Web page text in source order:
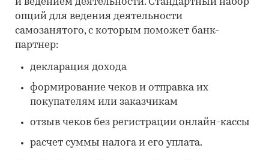
и ведением деятельности. Стандартный набор
опций для ведения деятельности
самозанятого, с которым поможет банк-
партнер:
декларация дохода
формирование чеков и отправка их
покупателям или заказчикам
отзыв чеков без регистрации онлайн-кассы
расчет суммы налога и его уплата.